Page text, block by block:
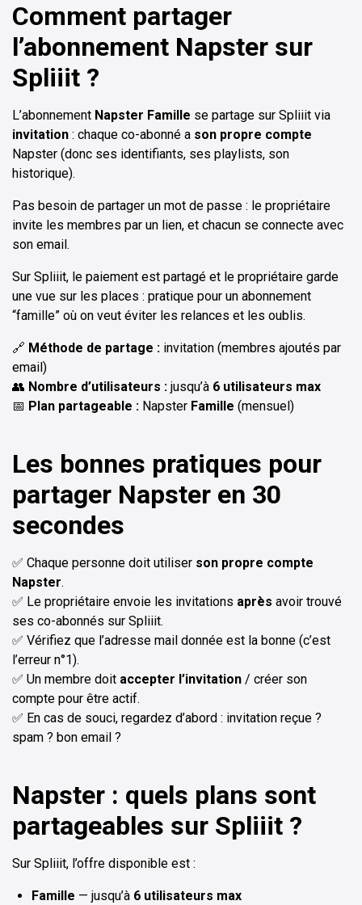
Comment partager
l’abonnement Napster sur
Spliiit ?
L’abonnement Napster Famille se partage sur Spliiit via
invitation : chaque co-abonné a son propre compte
Napster (donc ses identifiants, ses playlists, son
historique).
Pas besoin de partager un mot de passe : le propriétaire
invite les membres par un lien, et chacun se connecte avec
son email.
Sur Spliiit, le paiement est partagé et le propriétaire garde
une vue sur les places : pratique pour un abonnement
“famille” où on veut éviter les relances et les oublis.
🔗 Méthode de partage : invitation (membres ajoutés par
email)
👥 Nombre d’utilisateurs : jusqu’à 6 utilisateurs max
📅 Plan partageable : Napster Famille (mensuel)
Les bonnes pratiques pour
partager Napster en 30
secondes
✅ Chaque personne doit utiliser son propre compte
Napster.
✅ Le propriétaire envoie les invitations après avoir trouvé
ses co-abonnés sur Spliiit.
✅ Vérifiez que l’adresse mail donnée est la bonne (c’est
l’erreur n°1).
✅ Un membre doit accepter l’invitation / créer son
compte pour être actif.
✅ En cas de souci, regardez d’abord : invitation reçue ?
spam ? bon email ?
Napster : quels plans sont
partageables sur Spliiit ?
Sur Spliiit, l’offre disponible est :
Famille — jusqu’à 6 utilisateurs max